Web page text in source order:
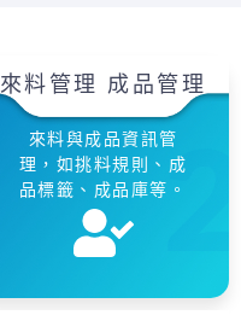
來料管理 成品管理
來料與成品資訊管
理，如挑料規則、成
品標籤、成品庫等。